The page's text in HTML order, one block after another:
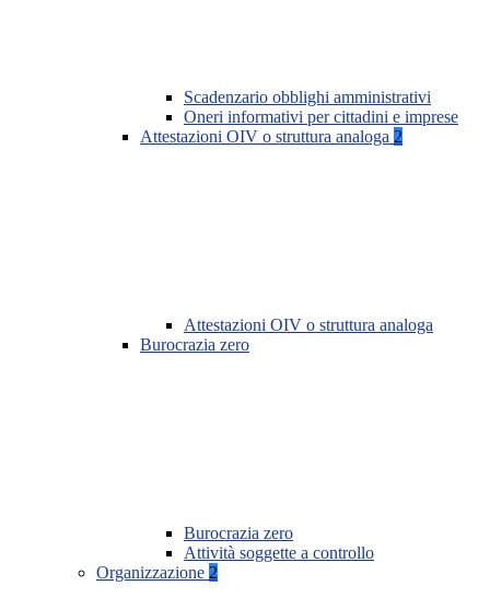
Scadenzario obblighi amministrativi
Oneri informativi per cittadini e imprese
Attestazioni OIV o struttura analoga 2
Attestazioni OIV o struttura analoga
Burocrazia zero
Burocrazia zero
Attività soggette a controllo
Organizzazione 2